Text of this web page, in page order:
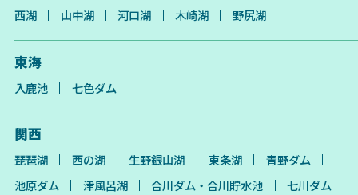
西湖 山中湖 河口湖 木崎湖 野尻湖
東海
入鹿池 七色ダム
関西
琵琶湖 西の湖 生野銀山湖 東条湖
青野ダム
池原ダム
津風呂湖 合川ダム・合川貯水池 七川ダム